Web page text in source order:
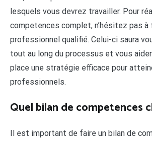
lesquels vous devrez travailler. Pour
competences complet, n’hésitez pas à
professionnel qualifié. Celui-ci saura
tout au long du processus et vous
place une stratégie efficace pour
professionnels.
Quel bilan de competences
Il est important de faire un bilan de